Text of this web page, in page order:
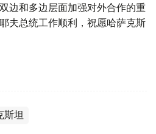
边和多边层面加强对外合作的重
夫总统工作顺利，祝愿哈萨克斯
斯坦